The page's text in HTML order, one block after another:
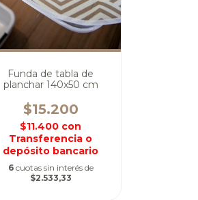
Funda de tabla de
planchar 140x50 cm
$15.200
$11.400 con
Transferencia o
depósito bancario
6 cuotas sin interés de
$2.533,33